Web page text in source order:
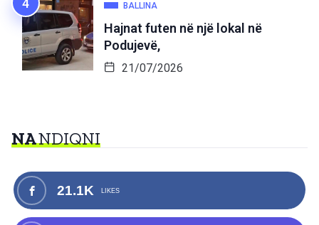
BALLINA
Hajnat futen në një lokal në
Podujevë,
21/07/2026
NANDIQNI
21.1K LIKES